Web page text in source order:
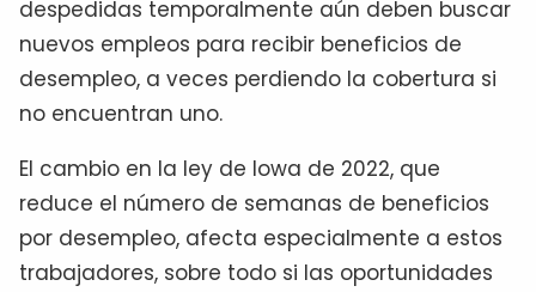
despedidas temporalmente aún deben buscar
nuevos empleos para recibir beneficios de
desempleo, a veces perdiendo la cobertura si
no encuentran uno.
El cambio en la ley de Iowa de 2022, que
reduce el número de semanas de beneficios
por desempleo, afecta especialmente a estos
trabajadores, sobre todo si las oportunidades